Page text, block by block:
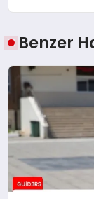
Benzer